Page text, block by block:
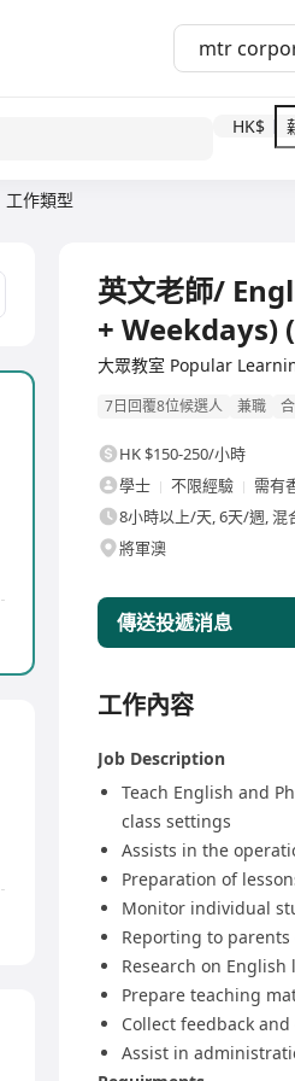
工作類型
HK$
英文老師/
+ Weekdays)
大眾教室 Popular
7日回覆8位候選人 兼職
HK $150-250/小時
學士
不限經驗
需有
8小時以上/天, 6天/週, 混
將軍澳
傳送投遞消息
工作內容
Job Description
Teach English and
class settings
Assists in the
Preparation of
Monitor individual
Reporting to
Research on
Prepare teaching
Collect feedback
Assist in